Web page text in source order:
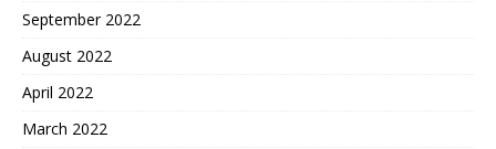
September 2022
August 2022
April 2022
March 2022